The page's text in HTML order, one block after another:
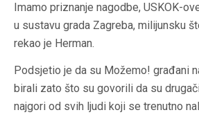
Imamo priznanje nagodbe, USKOK-
u sustavu grada Zagreba, milijunsku
rekao je Herman.
Podsjetio je da su Možemo! građani
birali zato što su govorili da su
najgori od svih ljudi koji se trenutno